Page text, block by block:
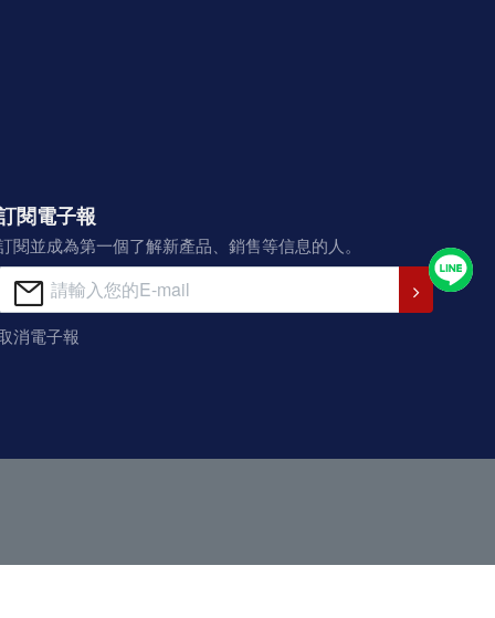
閱電子報
閱並成為第一個了解新產品、銷售等信息的人。
消電子報